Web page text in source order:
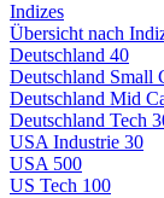
Indizes
Übersicht nach
Deutschland 40
Deutschland Small
Deutschland Mid
Deutschland Tech
USA Industrie 30
USA 500
US Tech 100